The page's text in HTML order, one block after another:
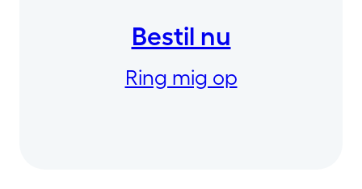
Bestil nu
Ring mig op